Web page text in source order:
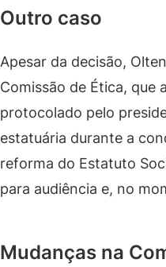
Outro caso
Apesar da decisão,
Comissão de Ética, que
protocolado pelo
estatuária durante a
reforma do Estatuto
para audiência e, no
Mudanças na